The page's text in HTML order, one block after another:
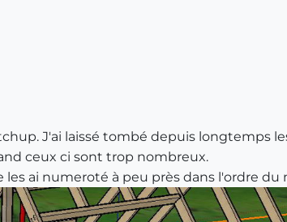
J'ai laissé tombé depuis longtemps
ceux ci sont trop nombreux.
les ai numeroté à peu près dans l'ordre du